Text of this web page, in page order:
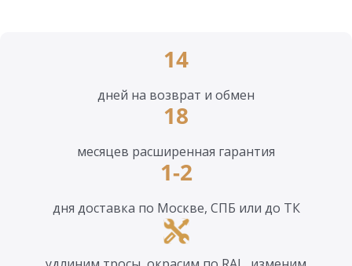
14
дней на возврат и обмен
18
месяцев расширенная гарантия
1-2
дня доставка по Москве, СПБ или до ТК